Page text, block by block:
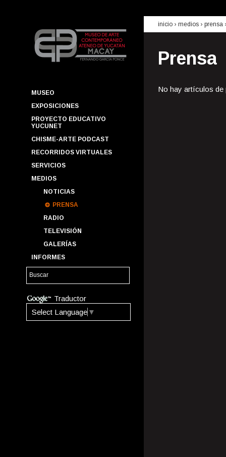
MUSEO
EXPOSICIONES
PROYECTO EDUCATIVO
YUCUNET
CHISME-ARTE PODCAST
RECORRIDOS VIRTUALES
SERVICIOS
MEDIOS
NOTICIAS
PRENSA
RADIO
TELEVISIÓN
GALERÍAS
INFORMES
Traductor
Select Language ▼
inicio › medios › prensa
Prensa
No hay artículos de